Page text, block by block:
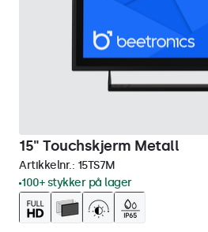
15" Touchskjerm Metall
Artikkelnr.: 15TS7M
100+ stykker på lager